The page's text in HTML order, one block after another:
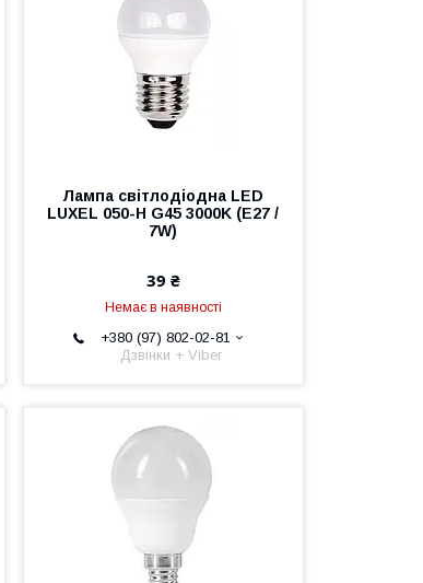
Лампа світлодіодна LED
LUXEL 050-H G45 3000K (E27 /
7W)
39 ₴
Немає в наявності
+380 (97) 802-02-81
Дзвінки + Viber